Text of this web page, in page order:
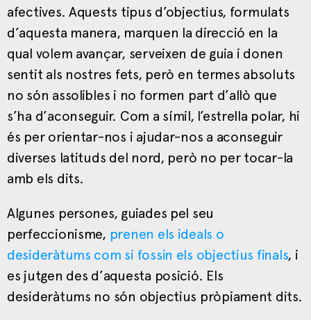
afectives. Aquests tipus d’objectius, formulats
d’aquesta manera, marquen la direcció en la
qual volem avançar, serveixen de guia i donen
sentit als nostres fets, però en termes absoluts
no són assolibles i no formen part d’allò que
s’ha d’aconseguir. Com a símil, l’estrella polar, hi
és per orientar-nos i ajudar-nos a aconseguir
diverses latituds del nord, però no per tocar-la
amb els dits.
Algunes persones, guiades pel seu
perfeccionisme, prenen els ideals o
desideràtums com si fossin els objectius finals, i
es jutgen des d’aquesta posició. Els
desideràtums no són objectius pròpiament dits.